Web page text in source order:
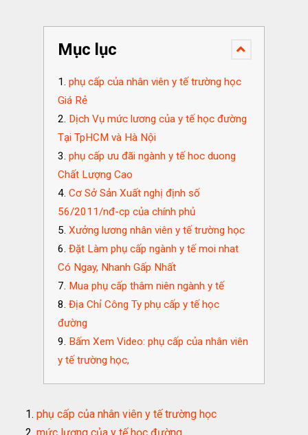
Mục lục
phụ cấp của nhân viên y tế trường học
Giá Rẻ
Dịch Vụ mức lương của y tế học đường
Tại TpHCM và Hà Nội
phụ cấp ưu đãi ngành y tế hoc duong
Chất Lượng Cao
Cơ Sở Sản Xuất nghị định số
56/2011/nđ-cp của chính phủ
Xưởng lương nhân viên y tế trường học
Đặt Làm phụ cấp ngành y tế moi nhat
Có Ngay, Nhanh Gấp Nhất
Mua phụ cấp thâm niên ngành y tế
Địa Chỉ Công Ty phụ cấp y tế học
đường
Bấm Xem Video: phụ cấp của nhân viên
y tế trường học,
phụ cấp của nhân viên y tế trường học